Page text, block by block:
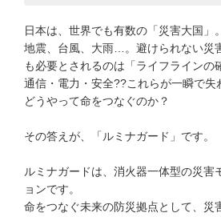
日本は、世界でも有数の「災害大国」。
地震、台風、大雨…。避けられない災
も必要とされるのは「ライフラインの
通信・電力・安全??これらが一瞬で失
どうやって命をつなぐのか？
その答えが、「ルミナガード」です。
ルミナガードは、消火器一体型の災害
ョンです。
命をつなぐ未来の防災拠点として、災